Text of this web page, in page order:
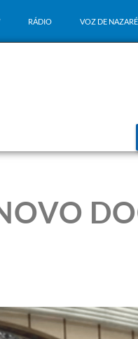
RÁDIO VOZ DE NAZARÉ